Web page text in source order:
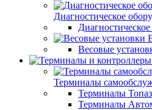
Диагностическое
Весовые
Терминалы
Терминалы Топаз
Терминалы